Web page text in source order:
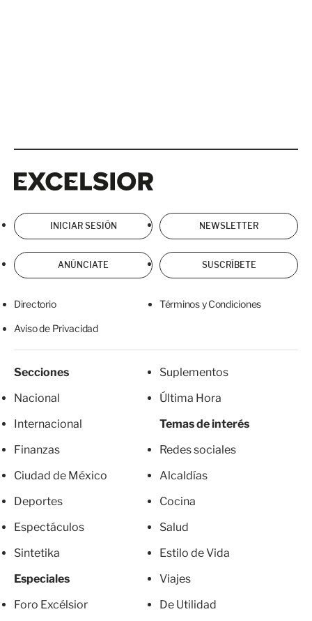
INICIAR SESIÓN NEWSLETTER
ANÚNCIATE SUSCRÍBETE
Directorio Términos y Condiciones
Aviso de Privacidad
Secciones
Nacional
Internacional
Finanzas
Ciudad de México
Deportes
Espectáculos
Sintetika
Especiales
Foro Excélsior
Suplementos
Última Hora
Temas de interés
Redes sociales
Alcaldías
Cocina
Salud
Estilo de Vida
Viajes
De Utilidad